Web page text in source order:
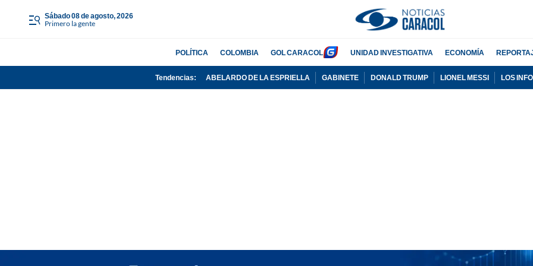
sábado 08 de agosto, 2026
Primero la gente
POLÍTICA COLOMBIA GOL CARACOL UNIDAD INVESTIGATIVA ECONOMÍA
Tendencias: ABELARDO DE LA ESPRIELLA GABINETE DONALD TRUMP LIONEL MESSI LOS